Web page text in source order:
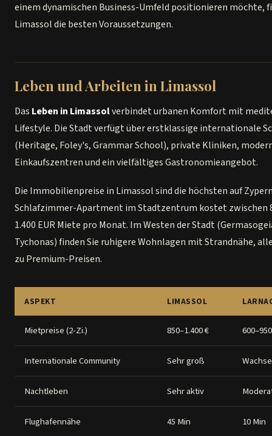
einem dynamischen Business-Umfeld positionieren möchte,
Limassol die besten Voraussetzungen.
Leben und Arbeiten in Limassol
Das Leben in Limassolverbindet urbanen Komfort mit
Lifestyle. Die Stadt verfügt über erstklassige internationale
(Heritage, Foley's, Grammar School), private Kliniken,
Einkaufszentren und ein vielfältiges Gastronomieangebot.
Die Immobilienpreise in Limassol sind die höchsten auf
Schlafzimmer-Apartment im Stadtzentrum kostet zwischen
1.400 EUR Miete pro Monat. Im Westen der Stadt
Tychonas) finden Sie ruhigere Wohnlagen mit Strandnähe,
zu Premium-Preisen.
ASPEKT LIMASSOL
Mietpreise (2-Zi.) 850–1.400 €
Internationale Community Sehr groß
Nachtleben Sehr aktiv
Flughafennähe 45 Min 10 Min